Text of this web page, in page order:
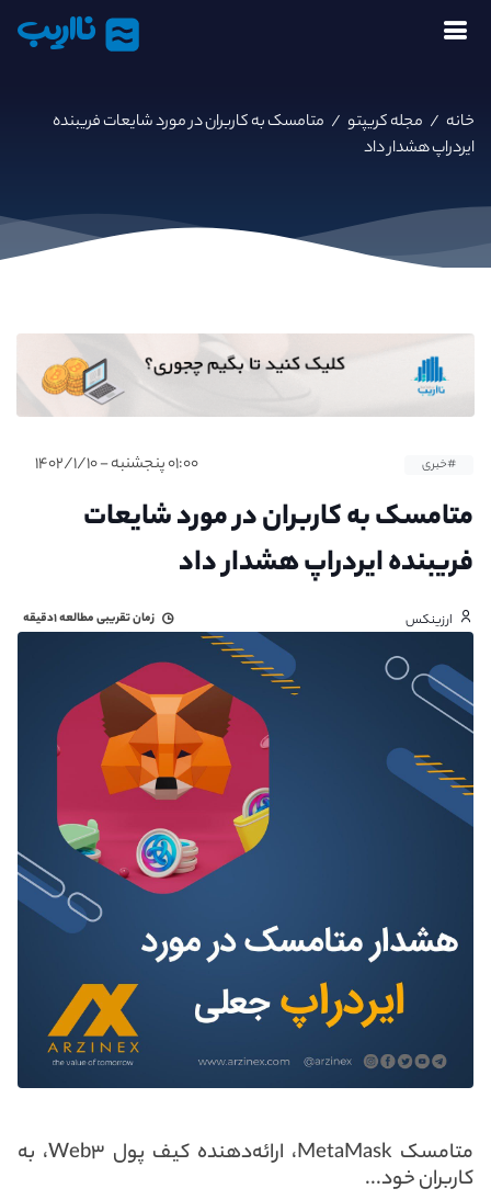
نااریب
خانه / مجله کریپتو / متامسک به کاربران در مورد شایعات فریبنده
ایردراپ هشدار داد
#خبری ۰۱:۰۰ پنجشنبه - ۱۴۰۲/۱/۱۰
متامسک به کاربران در مورد شایعات
فریبنده ایردراپ هشدار داد
ارزینکس زمان تقریبی مطالعه۱دقیقه
متامسک MetaMask، ارائه‌دهنده کیف پول Web۳، به
کاربران خود...